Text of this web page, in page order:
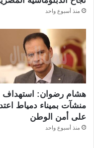
منذ أسبوع واحد
هشام رضوان: استهداف
منشآت بميناء دمياط
على أمن الوطن
منذ أسبوع واحد